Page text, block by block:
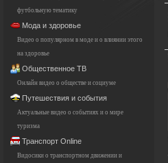
футбольную тематику
Мода и здоровье
Видео о популярном в моде и о влиянии этого
на здоровье
Общественное ТВ
Онлайн видео о обществе и социуме
Путешествия и события
Актуальные видео о событиях и о мире
туризма
Транспорт Online
Видосики о транспортном движении и